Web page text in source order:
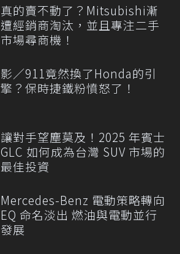
真的賣不動了？Mitsubishi漸
遭經銷商淘汰，並且專注二手
市場尋商機！
影／911竟然換了Honda的引
擎？保時捷鐵粉憤怒了！
讓對手望塵莫及！2025 年賓士
GLC 如何成為台灣 SUV 市場的
最佳投資
Mercedes-Benz 電動策略轉向
EQ 命名淡出 燃油與電動並行
發展